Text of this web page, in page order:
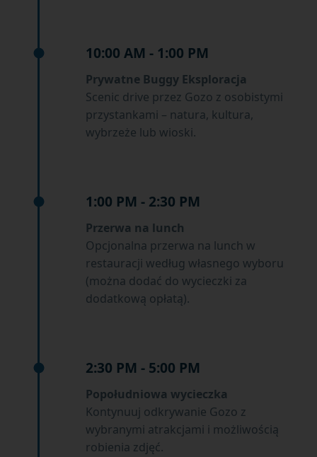
10:00 AM - 1:00 PM
Prywatne Buggy Eksploracja
Scenic drive przez Gozo z osobistymi
przystankami – natura, kultura,
wybrzeże lub wioski.
1:00 PM - 2:30 PM
Przerwa na lunch
Opcjonalna przerwa na lunch w
restauracji według własnego wyboru
(można dodać do wycieczki za
dodatkową opłatą).
2:30 PM - 5:00 PM
Popołudniowa wycieczka
Kontynuuj odkrywanie Gozo z
wybranymi atrakcjami i możliwością
robienia zdjęć.